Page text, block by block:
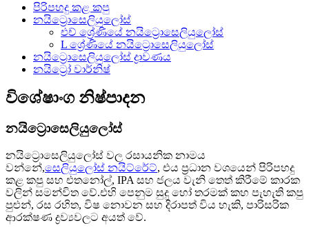
පිරිපහදු කළ කපු
නයිට්‍රොසෙලියුලෝස්
එච් ශ්‍රේණියේ නයිට්‍රොසෙලියුලෝස්
L ශ්‍රේණියේ නයිට්‍රොසෙලියුලෝස්
නයිට්‍රොසෙලියුලෝස් ද්‍රාවණය
නයිට්‍රෝ වාර්නිෂ්
විශේෂාංග නිෂ්පාදන
නයිට්‍රොසෙලියුලෝස්
නයිට්‍රොසෙලියුලෝස් වල රසායනික නාමය
වන්නේ,සෙලියුලෝස් නයිට්රේට්, එය ප්‍රධාන වශයෙන් පිරිපහදු
කළ කපු සහ එතනෝල්, IPA සහ ජලය වැනි තෙත් කිරීමේ කාරක
වලින් සමන්විත වේ.එහි පෙනුම සුදු හෝ තරමක් කහ පැහැති කපු
පුළුන්, රස රහිත, විෂ නොවන සහ දිරාපත් විය හැකි, පාරිසරික
ආරක්ෂණ ද්‍රව්‍යවලට අයත් වේ.